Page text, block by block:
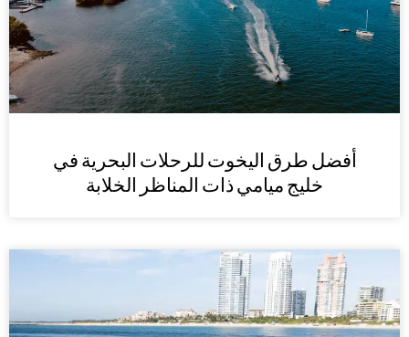
أفضل طرق اليخوت للرحلات البحرية في
خليج ميامي ذات المناظر الخلابة